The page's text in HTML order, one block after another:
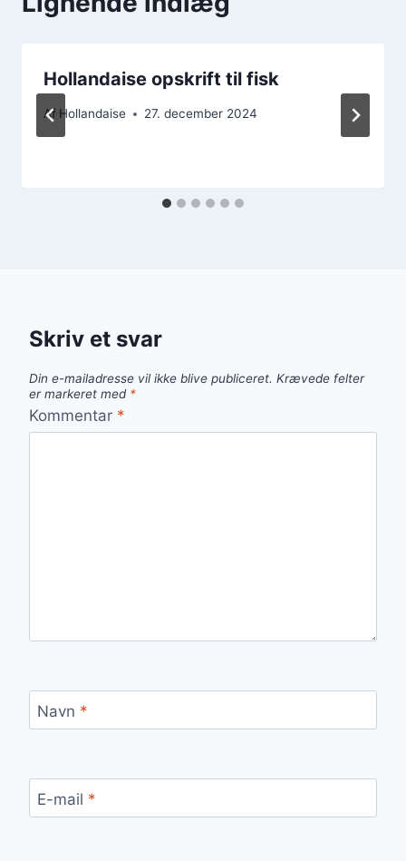
Hollandaise opskrift til fisk
Af Hollandaise 27. december 2024
Skriv et svar
Din e-mailadresse vil ikke blive publiceret. Krævede felter
er markeret med *
Kommentar *
Navn *
E-mail *